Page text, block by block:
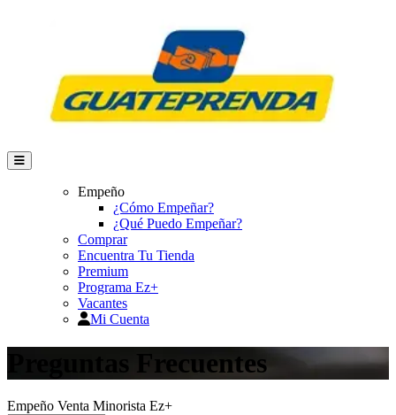
Empeño
¿Cómo Empeñar?
¿Qué Puedo Empeñar?
Comprar
Encuentra Tu Tienda
Premium
Programa Ez+
Vacantes
Mi Cuenta
Preguntas Frecuentes
Empeño Venta Minorista Ez+